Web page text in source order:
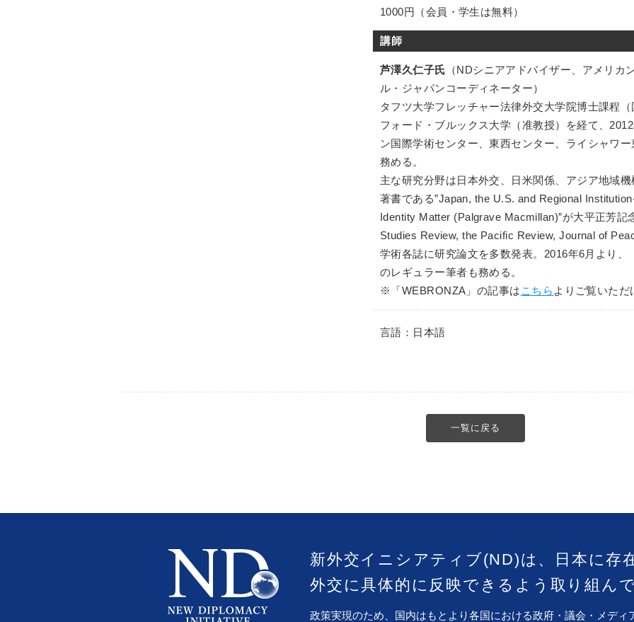
1000円（会員・学生は無料）
講師
芦澤久仁子氏 （NDシニアアドバイザー、アメリ
ル・ジャパンコーディネーター）
タフツ大学フレッチャー法律外交大学院博士課程
フォード・ブルックス大学（准教授）を経て、
ン国際学術センター、東西センター、ライシャワ
務める。
主な研究分野は日本外交、日米関係、アジア地域
著書である”Japan, the U.S. and Regional
Identity Matter (Palgrave Macmillan)”が大平正芳記
Studies Review, the Pacific Review, Journal of
学術各誌に研究論文を多数発表。2016年6月より
のレギュラー筆者も務める。
※「WEBRONZA」の記事は こちら よりご覧いただ
言語：日本語
一覧に戻る
新外交イニシアティブ(ND)は、日本に存
外交に具体的に反映できるよう取り組ん
政策実現のため、国内はもとより各国における政府・議会・メディ